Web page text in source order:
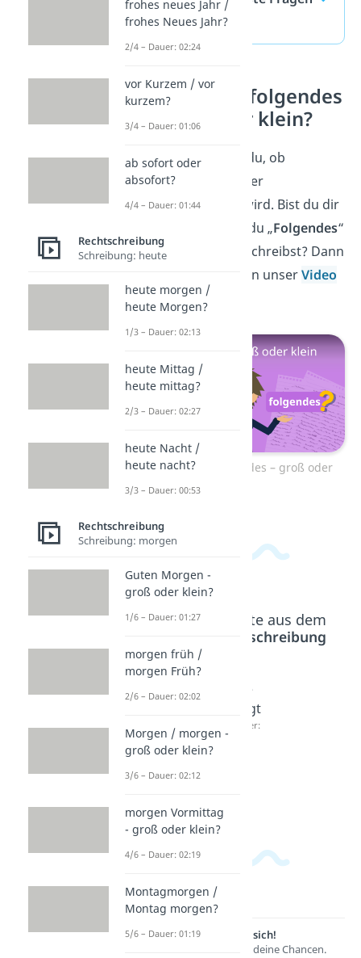
(ausklappen)
Folgendes / folgendes
— groß oder klein?
Super! Jetzt weißt du, ob
„jemand
“ groß- oder
kleingeschrieben wird. Bist du dir
noch unsicher, ob du „Folgendes“
oder „
“ schreibst? Dann
schau dir am besten unserVideo
dazu an!
Zum Video: Folgendes – groß oder
Beliebte Inhalte aus dem
Rechtschreibung
Ihnen /
groß
oder
per se
wie
folgt
Dauer:
Lernen lohnt sich!
Entdecke hier deine Chancen.
frohes neues Jahr /
frohes Neues Jahr?
2/4 – Dauer: 02:24
vor Kurzem / vor
kurzem?
3/4 – Dauer: 01:06
ab sofort oder
absofort?
4/4 – Dauer: 01:44
Rechtschreibung
Schreibung: heute
heute morgen /
heute Morgen?
1/3 – Dauer: 02:13
heute Mittag /
heute mittag?
2/3 – Dauer: 02:27
heute Nacht /
heute nacht?
3/3 – Dauer: 00:53
Rechtschreibung
Schreibung: morgen
Guten Morgen -
groß oder klein?
1/6 – Dauer: 01:27
morgen früh /
morgen Früh?
2/6 – Dauer: 02:02
Morgen / morgen -
groß oder klein?
3/6 – Dauer: 02:12
morgen Vormittag
- groß oder klein?
4/6 – Dauer: 02:19
Montagmorgen /
Montag morgen?
5/6 – Dauer: 01:19